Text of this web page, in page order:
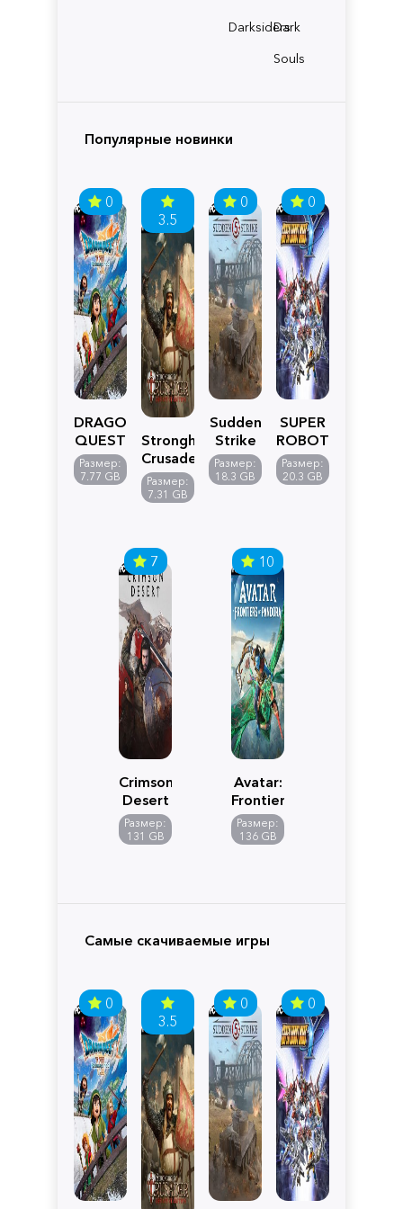
Darksiders
Dark
Souls
Популярные новинки
0
DRAGON
QUEST
VII
Reimagined
Размер:
7.77 GB
3.5
Stronghold
Crusader:
Definitive
Edition
Размер:
7.31 GB
0
Sudden
Strike
5
Размер:
18.3 GB
0
SUPER
ROBOT
WARS
Y
Размер:
20.3 GB
7
Crimson
Desert
Размер:
131 GB
10
Avatar:
Frontiers
of
Pandora
Размер:
136 GB
Самые скачиваемые игры
0
3.5
0 0